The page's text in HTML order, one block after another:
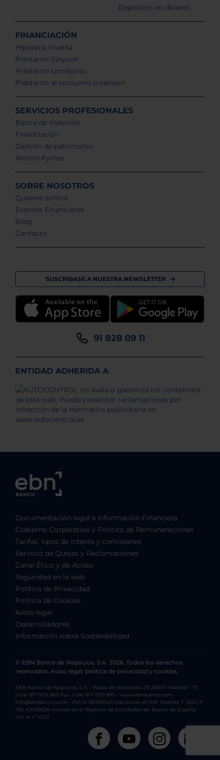
Depósitos en dólares
FINANCIACIÓN
Hipoteca Inversa
Préstamo Sinycon
Préstamo Lombardo
Préstamo al consumo inversion
SERVICIOS PROFESIONALES
Banca de Inversión
Financiación
Gestión de patrimonio
Ahorro Pymes
SOBRE NOSOTROS
Quienes somos
Eventos Financieros
Blog
Contacto
SUSCRÍBASE A NUESTRA NEWSLETTER
91 828 09 11
ENTIDAD ADHERIDA A
Documentación legal e Información Financiera
Gobierno Corporativo y Política de Remuneraciones
Tarifas, tipos de interés y comisiones
Servicio de Quejas y Reclamaciones
Canal Ético y de Acoso
Seguridad en la web
Política de Privacidad
Política de Cookies
Aviso legal
Desarrolladores
Información sobre Sostenibilidad
© EBN Banco de Negocios, S.A. 2026. Todos los derechos
reservados. Aviso legal, política de privacidad y cookies.
EBN Banco de Negocios, S.A. – Paseo de Recoletos, 29 28004 Madrid – Tf.
(+34) 917 009 800 Fax. (+34) 917 009 895 – www.ebnbanco.com –
info@ebnbanco.com – CIF: A-28763043 Inscrito en el R.M. Madrid, T. 1622, F.
136, H.M29636 Inscrito en el Registro de Entidades del Banco de España
con el nº 0211